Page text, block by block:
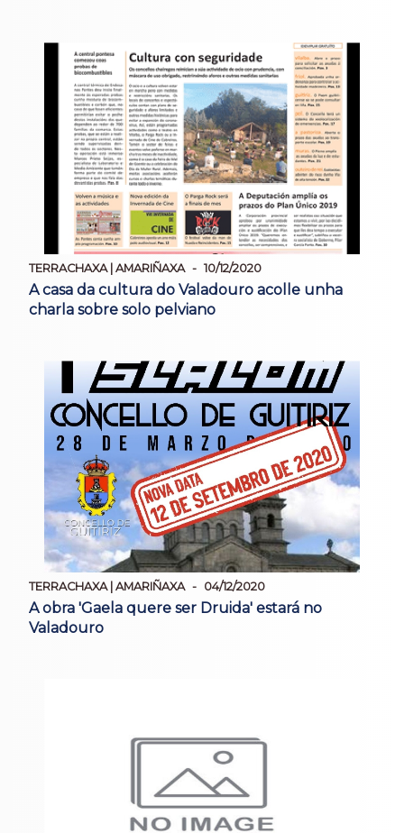
TERRACHAXA | AMARIÑAXA 10/12/2020
A casa da cultura do Valadouro acolle unha
charla sobre solo pelviano
TERRACHAXA | AMARIÑAXA 04/12/2020
A obra 'Gaela quere ser Druida' estará no
Valadouro